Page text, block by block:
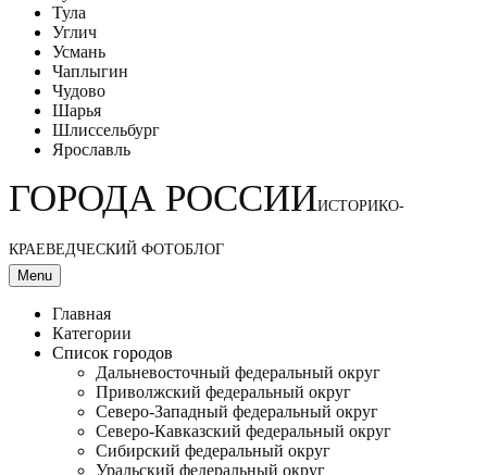
Тула
Углич
Усмань
Чаплыгин
Чудово
Шарья
Шлиссельбург
Ярославль
ГОРОДА РОССИИИСТОРИКО-
КРАЕВЕДЧЕСКИЙ ФОТОБЛОГ
Menu
Главная
Категории
Список городов
Дальневосточный федеральный округ
Приволжский федеральный округ
Северо-Западный федеральный округ
Северо-Кавказский федеральный округ
Сибирский федеральный округ
Уральский федеральный округ